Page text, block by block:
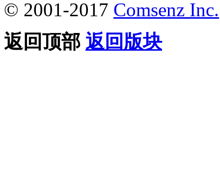
© 2001-2017 Comsenz Inc.
返回顶部 返回版块